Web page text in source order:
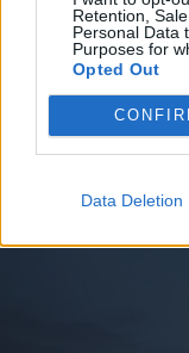
Retention,
Personal Data
Purposes for
Opted Out
Data Deletion